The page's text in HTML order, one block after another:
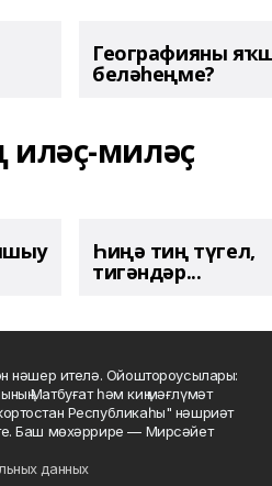
Географияны
беләһеңме?
иләҫ-миләҫ
Һиңә тиң түгел,
тигәндәр...
нәшер ителә. Ойоштороусылары:
Матбуғат һәм киң мәғлүмәт
Республикаһы" нәшриәт
Баш мөхәррире — Мирсәйет
данных